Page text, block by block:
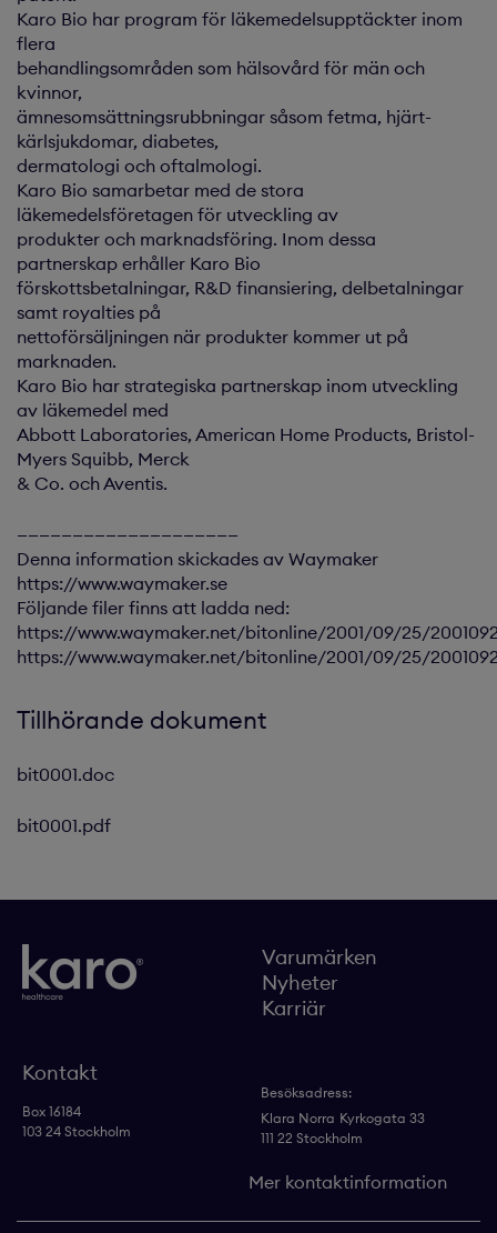
Karo Bio har program för läkemedelsupptäckter inom
flera
behandlingsområden som hälsovård för män och
kvinnor,
ämnesomsättningsrubbningar såsom fetma, hjärt-
kärlsjukdomar, diabetes,
dermatologi och oftalmologi.
Karo Bio samarbetar med de stora
läkemedelsföretagen för utveckling av
produkter och marknadsföring. Inom dessa
partnerskap erhåller Karo Bio
förskottsbetalningar, R&D finansiering, delbetalningar
samt royalties på
nettoförsäljningen när produkter kommer ut på
marknaden.
Karo Bio har strategiska partnerskap inom utveckling
av läkemedel med
Abbott Laboratories, American Home Products, Bristol-
Myers Squibb, Merck
& Co. och Aventis.
————————————————————
Denna information skickades av Waymaker
https://www.waymaker.se
Följande filer finns att ladda ned:
https://www.waymaker.net/bitonline/2001/09/25/
https://www.waymaker.net/bitonline/2001/09/25/
Tillhörande dokument
bit0001.doc
bit0001.pdf
Varumärken
Nyheter
Karriär
Kontakt
Box 16184
103 24 Stockholm
Besöksadress:
Klara Norra Kyrkogata 33
111 22 Stockholm
Mer kontaktinformation